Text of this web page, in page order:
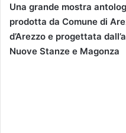
Una grande mostra
prodotta da Comune di
d’Arezzo e progettata
Nuove Stanze e Magonza